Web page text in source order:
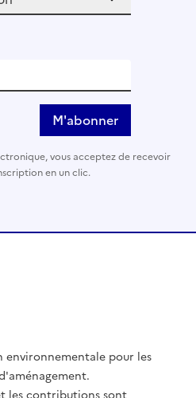
M'abonner
vous acceptez de recevoir
en un clic.
environnementale pour les